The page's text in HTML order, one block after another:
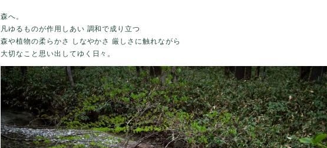
森へ。
凡ゆるものが作用しあい 調和で成り立つ
森や植物の柔らかさ しなやかさ 厳しさに触れながら
大切なこと思い出してゆく日々。